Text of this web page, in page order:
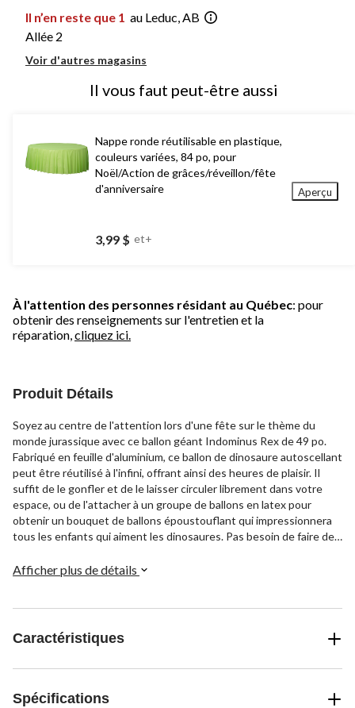
Il n’en reste que 1 au Leduc, AB
Allée 2
Voir d'autres magasins
Il vous faut peut-être aussi
Nappe ronde réutilisable en plastique,
couleurs variées, 84 po, pour
Noël/Action de grâces/réveillon/fête
d'anniversaire
3,99 $ et+
Aperçu
À l'attention des personnes résidant au Québec: pour
obtenir des renseignements sur l'entretien et la
réparation,cliquez ici.
Produit Détails
Soyez au centre de l'attention lors d'une fête sur le thème du
monde jurassique avec ce ballon géant Indominus Rex de 49 po.
Fabriqué en feuille d'aluminium, ce ballon de dinosaure autoscellant
peut être réutilisé à l'infini, offrant ainsi des heures de plaisir. Il
suffit de le gonfler et de le laisser circuler librement dans votre
espace, ou de l'attacher à un groupe de ballons en latex pour
obtenir un bouquet de ballons époustouflant qui impressionnera
tous les enfants qui aiment les dinosaures. Pas besoin de faire des
géante occupe toute la pièce!
Afficher plus de détails
Caractéristiques
Spécifications